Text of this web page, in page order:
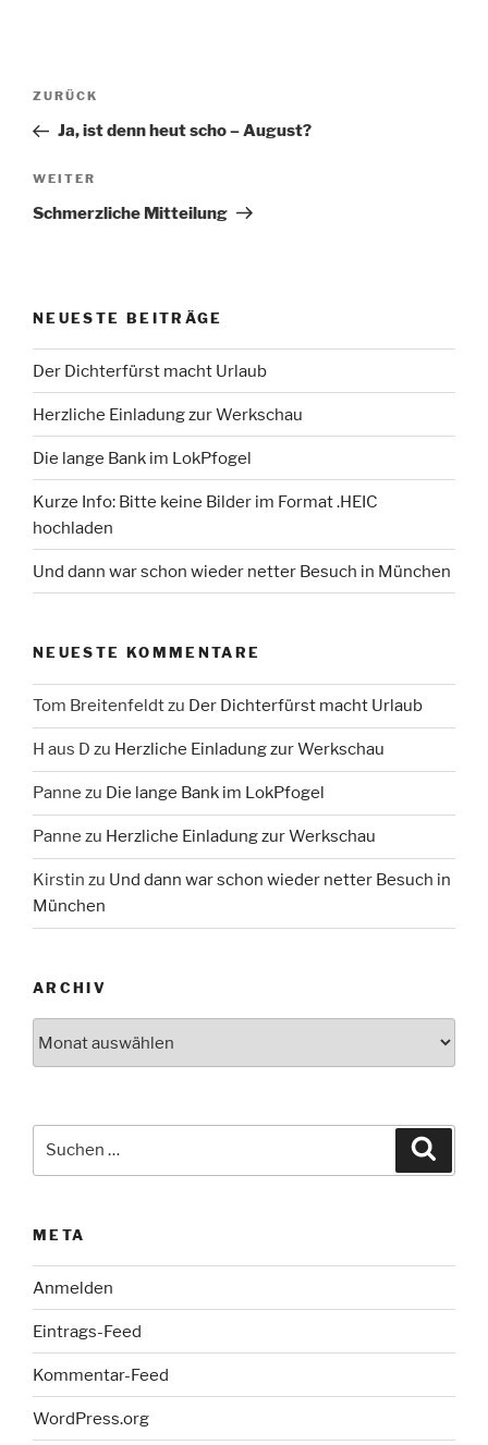
Beitragsnavigation
Vorheriger
Beitrag
ZURÜCK
Ja, ist denn heut scho – August?
Nächster
Beitrag
WEITER
Schmerzliche Mitteilung
NEUESTE BEITRÄGE
Der Dichterfürst macht Urlaub
Herzliche Einladung zur Werkschau
Die lange Bank im LokPfogel
Kurze Info: Bitte keine Bilder im Format .HEIC
hochladen
Und dann war schon wieder netter Besuch in München
NEUESTE KOMMENTARE
Tom Breitenfeldtzu Der Dichterfürst macht Urlaub
H aus D zu Herzliche Einladung zur Werkschau
Panne zu Die lange Bank im LokPfogel
Panne zu Herzliche Einladung zur Werkschau
Kirstin zu Und dann war schon wieder netter Besuch in
München
ARCHIV
META
Anmelden
Eintrags-Feed
Kommentar-Feed
WordPress.org